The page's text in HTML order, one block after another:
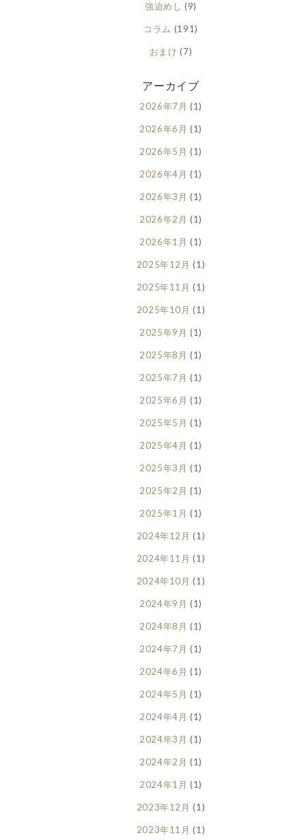
強迫めし (9)
コラム (191)
おまけ (7)
アーカイブ
2026年7月 (1)
2026年6月 (1)
2026年5月 (1)
2026年4月 (1)
2026年3月 (1)
2026年2月 (1)
2026年1月 (1)
2025年12月 (1)
2025年11月 (1)
2025年10月 (1)
2025年9月 (1)
2025年8月 (1)
2025年7月 (1)
2025年6月 (1)
2025年5月 (1)
2025年4月 (1)
2025年3月 (1)
2025年2月 (1)
2025年1月 (1)
2024年12月 (1)
2024年11月 (1)
2024年10月 (1)
2024年9月 (1)
2024年8月 (1)
2024年7月 (1)
2024年6月 (1)
2024年5月 (1)
2024年4月 (1)
2024年3月 (1)
2024年2月 (1)
2024年1月 (1)
2023年12月 (1)
2023年11月 (1)